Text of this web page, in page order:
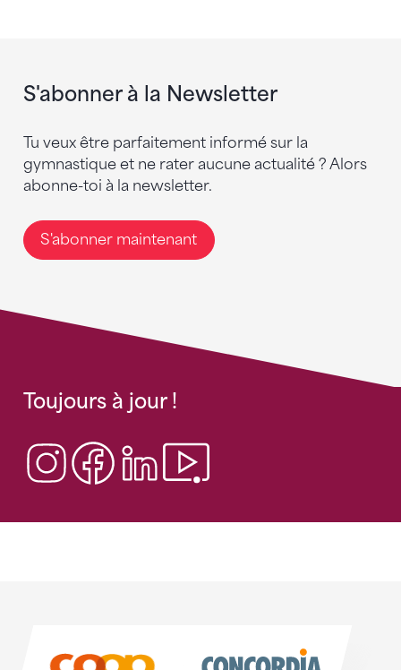
S'abonner à la Newsletter
Tu veux être parfaitement informé sur la
gymnastique et ne rater aucune actualité ? Alors
abonne-toi à la newsletter.
S'abonner maintenant
Toujours à jour !